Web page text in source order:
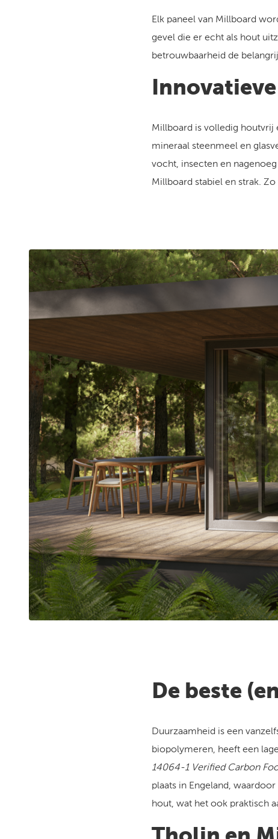
Elk paneel van Millboard
gevel die er echt als hout
betrouwbaarheid de
Millboard is volledig houtvrij
mineraal steenmeel en
vocht, insecten en
Millboard stabiel en strak.
De beste
Duurzaamheid is een
biopolymeren, heeft een
14064-1 Verified Carbon
plaats in Engeland,
hout, wat het ook praktisch